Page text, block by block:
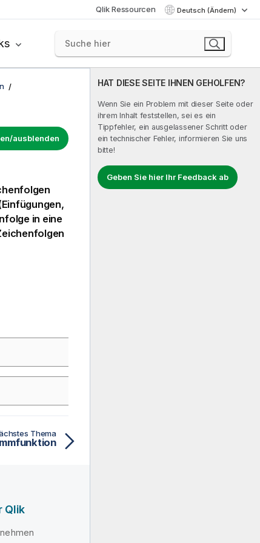
Qlik Ressourcen Deutsch (Ändern)
HAT DIESE SEITE IHNEN GEHOLFEN?
Wenn Sie ein Problem mit dieser Seite oder
ihrem Inhalt feststellen, sei es ein
Tippfehler, ein ausgelassener Schritt oder
ein technischer Fehler, informieren Sie uns
bitte!
Geben Sie hier Ihr Feedback ab
ausblenden
in eine
Thema
Qlik